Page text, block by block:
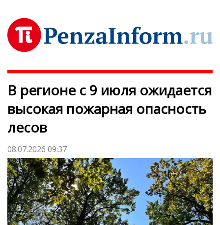
В регионе с 9 июля ожидается
высокая пожарная опасность
лесов
08.07.2026 09:37